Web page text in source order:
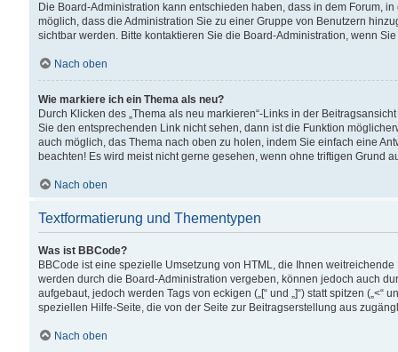
Die Board-Administration kann entschieden haben, dass in dem Forum,
möglich, dass die Administration Sie zu einer Gruppe von Benutzern
sichtbar werden. Bitte kontaktieren Sie die Board-Administration, wenn
Nach oben
Wie markiere ich ein Thema als neu?
Durch Klicken des „Thema als neu markieren“-Links in der
Sie den entsprechenden Link nicht sehen, dann ist die Funktion
auch möglich, das Thema nach oben zu holen, indem Sie einfach eine
beachten! Es wird meist nicht gerne gesehen, wenn ohne triftigen Grund
Nach oben
Textformatierung und Thementypen
Was ist BBCode?
BBCode ist eine spezielle Umsetzung von HTML, die Ihnen
werden durch die Board-Administration vergeben, können jedoch auch
aufgebaut, jedoch werden Tags von eckigen („[“ und „]“) statt spitzen
speziellen Hilfe-Seite, die von der Seite zur Beitragserstellung aus
Nach oben